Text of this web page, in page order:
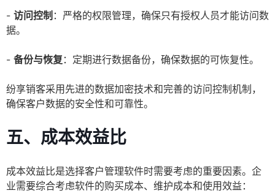
- 访问控制 ：严格的权限管理，确保只有授权人员才能访问数
据。
- 备份与恢复 ：定期进行数据备份，确保数据的可恢复性。
纷享销客采用先进的数据加密技术和完善的访问控制机制，
确保客户数据的安全性和可靠性。
五、成本效益比
成本效益比是选择客户管理软件时需要考虑的重要因素。企
业需要综合考虑软件的购买成本、维护成本和使用效益：